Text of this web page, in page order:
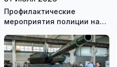
Профилактические
мероприятия полиции на